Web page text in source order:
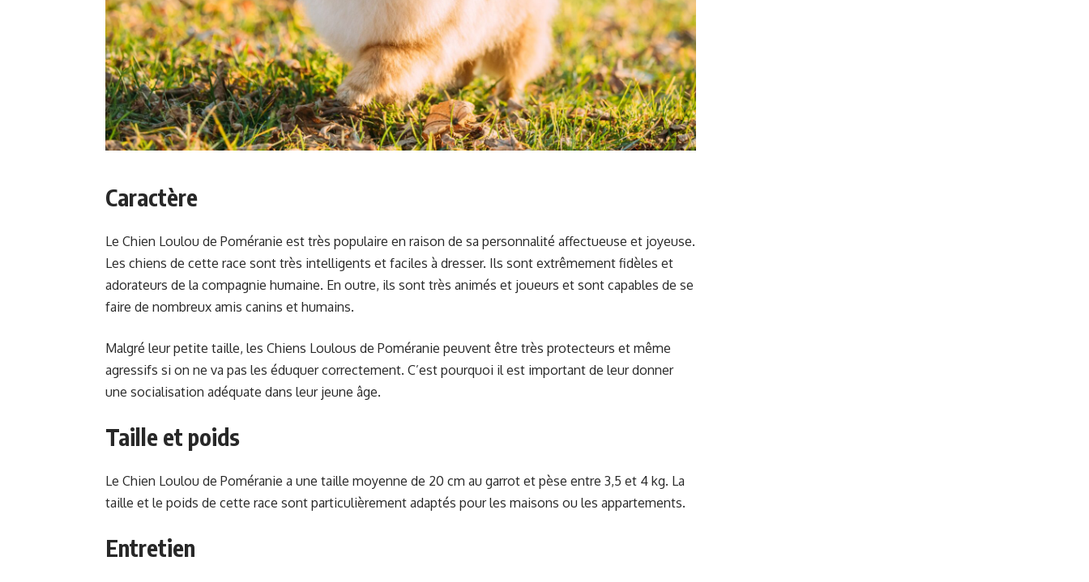
Caractère
Le Chien Loulou de Poméranie est très populaire en raison de sa personnalité affectueuse et joyeuse.
Les chiens de cette race sont très intelligents et faciles à dresser. Ils sont extrêmement fidèles et
adorateurs de la compagnie humaine. En outre, ils sont très animés et joueurs et sont capables de se
faire de nombreux amis canins et humains.
Malgré leur petite taille, les Chiens Loulous de Poméranie peuvent être très protecteurs et même
agressifs si on ne va pas les éduquer correctement. C’est pourquoi il est important de leur donner
une socialisation adéquate dans leur jeune âge.
Taille et poids
Le Chien Loulou de Poméranie a une taille moyenne de 20 cm au garrot et pèse entre 3,5 et 4 kg. La
taille et le poids de cette race sont particulièrement adaptés pour les maisons ou les appartements.
Entretien